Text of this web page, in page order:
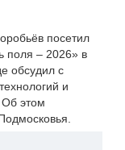
посетил
поля – 2026» в
обсудил с
и
Об этом